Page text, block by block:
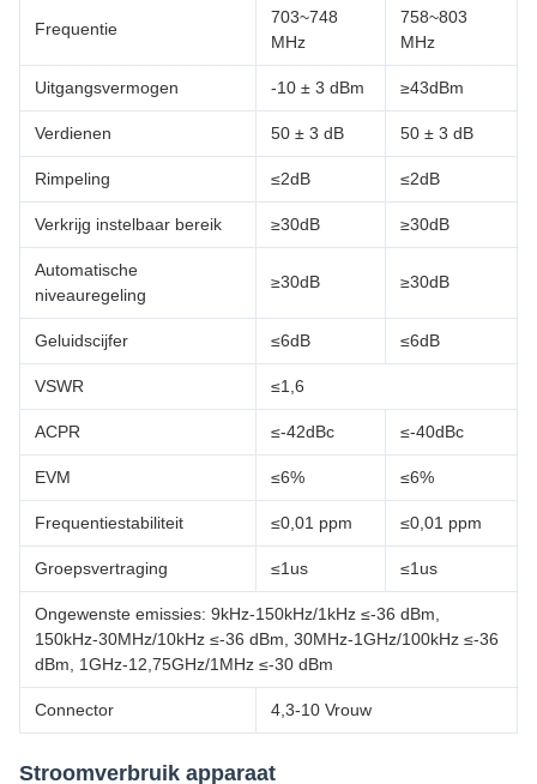
Frequentie
703~748
MHz
758~803
MHz
Uitgangsvermogen -10 ± 3 dBm ≥43dBm
Verdienen 50 ± 3 dB 50 ± 3 dB
Rimpeling ≤2dB ≤2dB
Verkrijg instelbaar bereik ≥30dB ≥30dB
Automatische
niveauregeling
≥30dB ≥30dB
Geluidscijfer ≤6dB ≤6dB
VSWR ≤1,6
ACPR ≤-42dBc ≤-40dBc
EVM ≤6% ≤6%
Frequentiestabiliteit ≤0,01 ppm ≤0,01 ppm
Groepsvertraging ≤1us ≤1us
Ongewenste emissies: 9kHz-150kHz/1kHz ≤-36 dBm,
150kHz-30MHz/10kHz ≤-36 dBm, 30MHz-1GHz/100kHz ≤-36
dBm, 1GHz-12,75GHz/1MHz ≤-30 dBm
Connector 4,3-10 Vrouw
Stroomverbruik apparaat